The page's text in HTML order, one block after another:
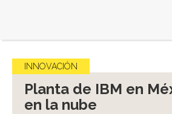
INNOVACIÓN
Planta de IBM en
en la nube